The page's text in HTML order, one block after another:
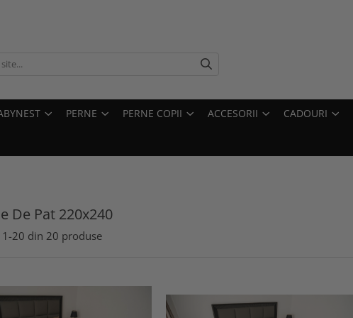
PERNE PERNE COPII ACCESORII CADOURI
De Pat 220x240
1-20 din 20 produse